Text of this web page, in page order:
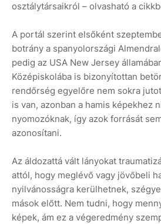
osztálytársaikról – olvasható a
A portál szerint elsőként
botrány a spanyolországi
pedig az USA New Jersey
Középiskolába is bizonyítottan
rendőrség egyelőre nem sokra
is van, azonban a hamis képekhez
nyomozóknak, így azok forrását
azonosítani.
Az áldozattá vált lányokat
attól, hogy meglévő vagy jövőbeli
nyilvánosságra kerülhetnek,
mások előtt. Nem tudni, hogy
képek, ám ez a végeredmény